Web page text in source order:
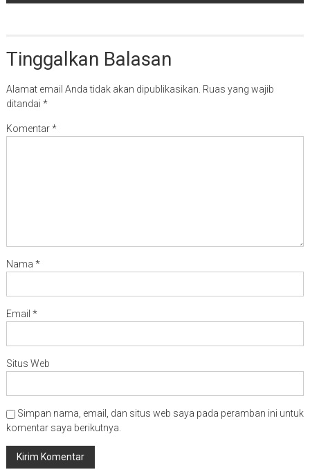
Tinggalkan Balasan
Alamat email Anda tidak akan dipublikasikan. Ruas yang wajib
ditandai *
Komentar*
Nama *
Email *
Situs Web
Simpan nama, email, dan situs web saya pada peramban ini untuk
komentar saya berikutnya.